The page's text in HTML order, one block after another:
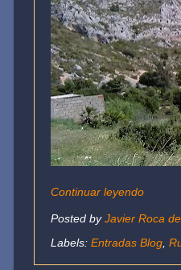
Continuar leyendo
Posted byJavier Roca
Labels: Entradas Blog